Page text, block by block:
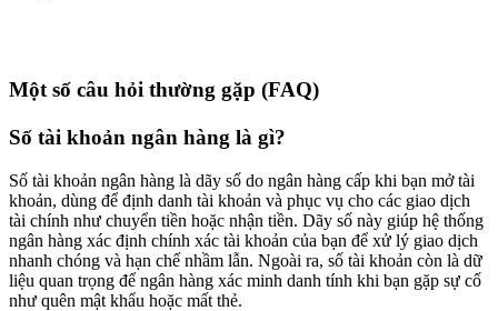
Một số câu hỏi thường gặp (FAQ)
Số tài khoản ngân hàng là gì?
Số tài khoản ngân hàng là dãy số do ngân hàng cấp khi bạn mở tài
khoản, dùng để định danh tài khoản và phục vụ cho các giao dịch
tài chính như chuyển tiền hoặc nhận tiền. Dãy số này giúp hệ thống
ngân hàng xác định chính xác tài khoản của bạn để xử lý giao dịch
nhanh chóng và hạn chế nhầm lẫn. Ngoài ra, số tài khoản còn là dữ
liệu quan trọng để ngân hàng xác minh danh tính khi bạn gặp sự cố
như quên mật khẩu hoặc mất thẻ.